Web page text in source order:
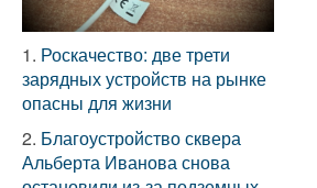
1. Роскачество: две трети
зарядных устройств на рынке
опасны для жизни
2. Благоустройство сквера
Альберта Иванова снова